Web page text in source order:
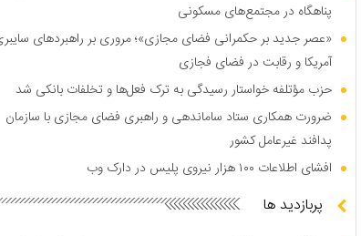
پناهگاه در مجتمع‌های مسکونی
«عصر جدید بر حکمرانی فضای مجازی»؛ مروری بر راهبرد‌های
آمریکا و رقابت در فضای فجازی
حزب مؤتلفه خواستار رسیدگی به ترک فعل‌ها و تخلفات بانکی شد
ضرورت همکاری ستاد ساماندهی و راهبری فضای مجازی با سازمان
پدافند غیرعامل کشور
افشای اطلاعات ۱۰۰ هزار نیروی پلیس در دارک وب
پربازدید ها